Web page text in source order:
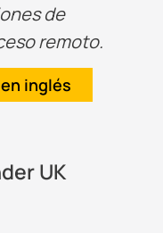
de
remoto.
inglés
UK